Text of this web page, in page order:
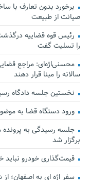
برخورد بدون تعارف با
صیانت از طبیعت
رئیس قوه قضاییه
را تسلیت گفت
محسنی‌اژه‌ای: مراجع
سالانه را مبنا قرار دهند
نخستین جلسه دادگاه
ورود دستگاه قضا به
جلسه رسیدگی به
برگزار شد
قیمت‌گذاری خودرو نباید
سفر اژه ای به اصفهان؛